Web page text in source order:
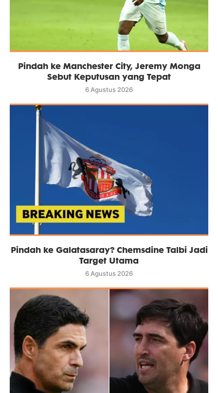
Pindah ke Manchester City, Jeremy Monga
Sebut Keputusan yang Tepat
6 Agustus 2026
Pindah ke Galatasaray? Chemsdine Talbi Jadi
Target Utama
6 Agustus 2026